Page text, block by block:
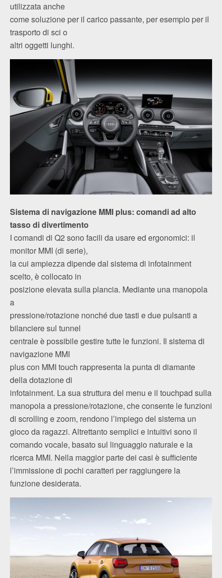
utilizzata anche
come soluzione per il carico passante, per esempio per il
trasporto di sci o
altri oggetti lunghi.
Sistema di navigazione MMI plus: comandi ad alto
tasso di divertimento
I comandi di Q2 sono facili da usare ed ergonomici: il
monitor MMI (di serie),
la cui ampiezza dipende dal sistema di infotainment
scelto, è collocato in
posizione elevata sulla plancia. Mediante una manopola
a
pressione/rotazione nonché due tasti e due pulsanti a
bilanciere sul tunnel
centrale è possibile gestire tutte le funzioni. Il sistema di
navigazione MMI
plus con MMI touch rappresenta la punta di diamante
della dotazione di
infotainment. La sua struttura del menu e il touchpad sulla
manopola a pressione/rotazione, che consente le funzioni
di scrolling e zoom, rendono l’impiego del sistema un
gioco da ragazzi. Altrettanto semplici e intuitivi sono il
comando vocale, basato sul linguaggio naturale e la
ricerca MMI. Nella maggior parte dei casi è sufficiente
l’immissione di pochi caratteri per raggiungere la
funzione desiderata.